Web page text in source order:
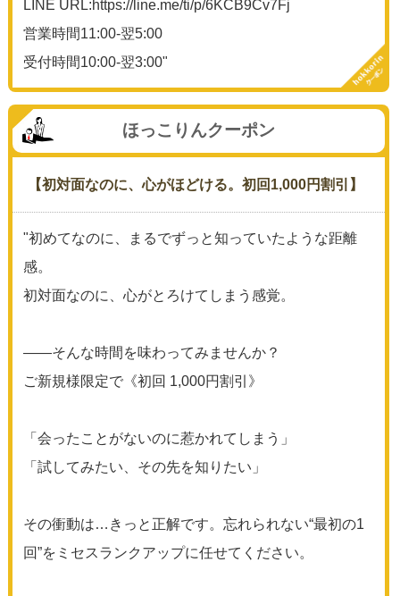
LINE URL:https://line.me/ti/p/6KCB9Cv7Fj
営業時間11:00-翌5:00
受付時間10:00-翌3:00"
ほっこりんクーポン
【初対面なのに、心がほどける。初回1,000円割引】
"初めてなのに、まるでずっと知っていたような距離
感。
初対面なのに、心がとろけてしまう感覚。
——そんな時間を味わってみませんか？
ご新規様限定で《初回 1,000円割引》
「会ったことがないのに惹かれてしまう」
「試してみたい、その先を知りたい」
その衝動は…きっと正解です。忘れられない“最初の1
回”をミセスランクアップに任せてください。